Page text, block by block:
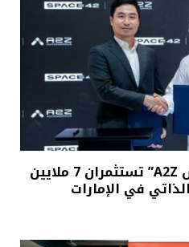
سبيس 42″ و”أوتونوموس A2Z” تستثمران 7 ملايين
في الإمارات